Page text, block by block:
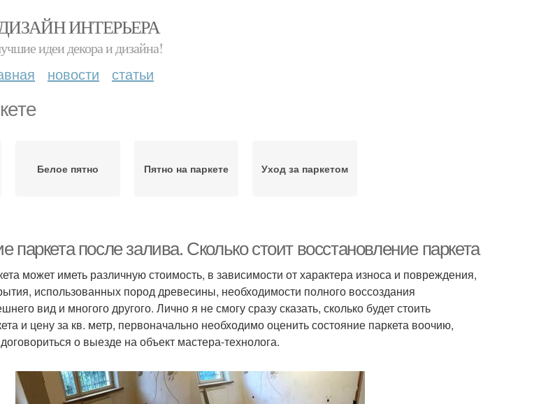
ИНТЕРЬЕРА
идеи декора и дизайна!
новости статьи
Белое пятно Пятно на паркете Уход за паркетом
паркета после залива. Сколько стоит восстановление паркета
может иметь различную стоимость, в зависимости от характера износа и повреждения,
использованных пород древесины, необходимости полного воссоздания
вид и многого другого. Лично я не смогу сразу сказать, сколько будет стоить
и цену за кв. метр, первоначально необходимо оценить состояние паркета воочию,
о выезде на объект мастера-технолога.